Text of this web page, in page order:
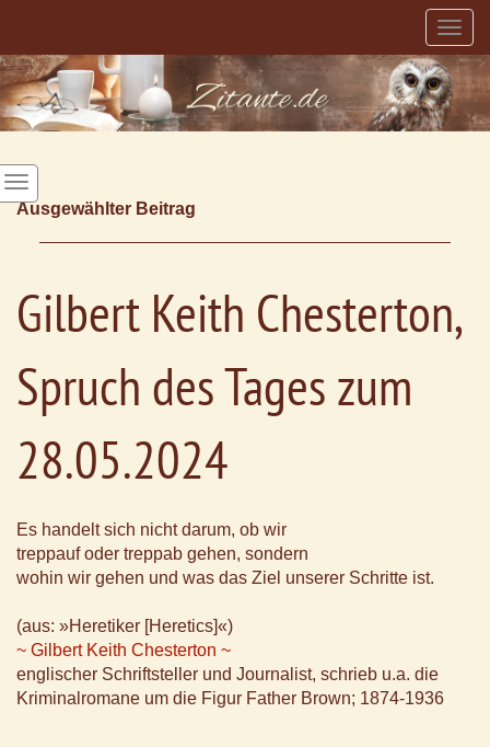
Ausgewählter Beitrag
Gilbert Keith Chesterton,
Spruch des Tages zum
28.05.2024
Es handelt sich nicht darum, ob wir
treppauf oder treppab gehen, sondern
wohin wir gehen und was das Ziel unserer Schritte ist.
(aus: »Heretiker [Heretics]«)
~ Gilbert Keith Chesterton ~
englischer Schriftsteller und Journalist, schrieb u.a. die
Kriminalromane um die Figur Father Brown; 1874-1936